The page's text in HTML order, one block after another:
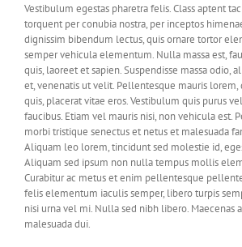
Vestibulum egestas pharetra felis. Class aptent
torquent per conubia nostra, per inceptos
dignissim bibendum lectus, quis ornare tortor
semper vehicula elementum. Nulla massa est,
quis, laoreet et sapien. Suspendisse massa odio,
et, venenatis ut velit. Pellentesque mauris
quis, placerat vitae eros. Vestibulum quis purus
faucibus. Etiam vel mauris nisi, non vehicula est.
morbi tristique senectus et netus et malesuada
Aliquam leo lorem, tincidunt sed molestie id,
Aliquam sed ipsum non nulla tempus mollis
Curabitur ac metus et enim pellentesque
felis elementum iaculis semper, libero turpis
nisi urna vel mi. Nulla sed nibh libero. Maecenas
malesuada dui.